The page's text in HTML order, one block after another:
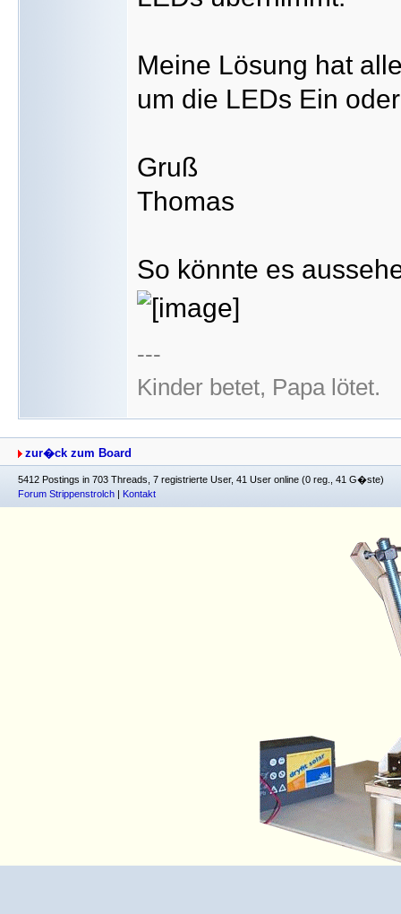
Meine Lösung hat
um die LEDs Ein
Gruß
Thomas
So könnte es
---
Kinder betet, Papa lötet.
zur�ck zum Board
5412 Postings in 703 Threads, 7 registrierte User, 41 User online (0 reg., 41 G�ste)
Forum Strippenstrolch | Kontakt